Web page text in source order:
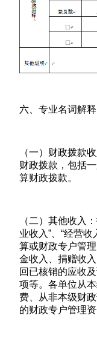
六、专业名词解释
（一）财政拨款
财政拨款，包括
算财政拨款。
（二）其他收入
业收入”、“经营
算或财政专户管
金收入、捐赠收
回已核销的应收
项等。各单位从
费、从非本级财
的财政专户管理